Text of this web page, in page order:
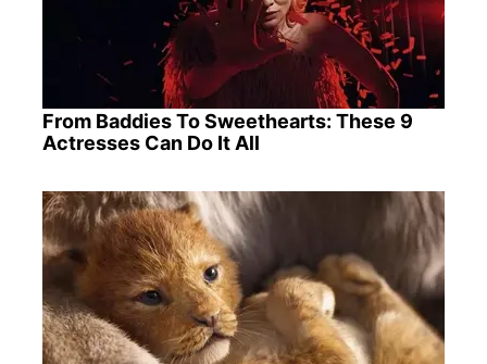
From Baddies To Sweethearts: These 9
Actresses Can Do It All